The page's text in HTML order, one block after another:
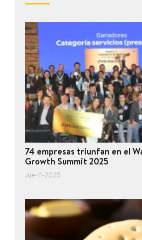
74 empresas triunfan en el
Growth Summit 2025
Jue-11-2025